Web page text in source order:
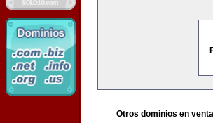
Otros dominios en